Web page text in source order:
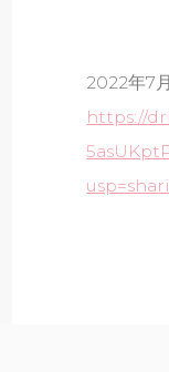
2022年7
https://